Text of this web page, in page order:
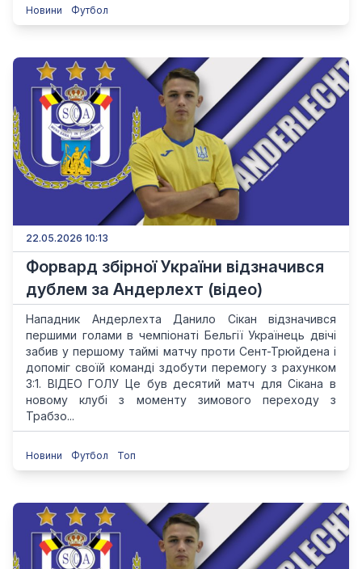
Новини Футбол
22.05.2026 10:13
Форвард збірної України відзначився
дублем за Андерлехт (відео)
Нападник Андерлехта Данило Сікан відзначився
першими голами в чемпіонаті Бельгії Українець двічі
забив у першому таймі матчу проти Сент-Трюйдена і
допоміг своїй команді здобути перемогу з рахунком
3:1. ВІДЕО ГОЛУ Це був десятий матч для Сікана в
новому клубі з моменту зимового переходу з
Трабзо...
Новини Футбол Топ